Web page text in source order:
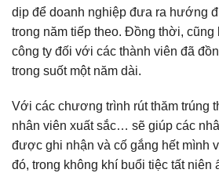
dịp để doanh nghiệp đưa ra hướng
trong năm tiếp theo. Đồng thời,
công ty đối với các thành viên đã
trong suốt một năm dài.
Với các chương trình rút thăm trúng
nhân viên xuất sắc… sẽ giúp các
được ghi nhận và cố gắng hết mình
đó, trong không khí buổi tiệc tất niên